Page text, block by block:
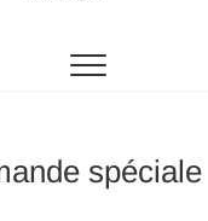
spéciale